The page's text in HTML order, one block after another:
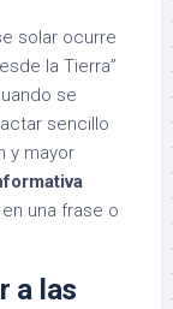
solar ocurre
la Tierra”
se
sencillo
y mayor
una frase o
a las